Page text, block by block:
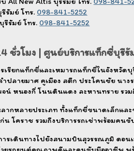
รัมย์ โทร. 098-841-5252
รัมย์ โทร. 098-841-5252
ชั่วโมง | ศูนย์บริการแท็กซี่บุรีรั
เรียกแท็กซี่และเหมารถแท็กซี่ในจังหวั
ำปลายมาศ คูเมือง สตึก ประโคนชัย นา
น์ หนองกี่ โนนดินแดง ละหานทราย รว
ากหลายประเภท ทั้งแท็กซี่ขนาดเล็กแ
โคราช รวมถึงบริการรถเช่าพร้อมคนขั
รเดินทางไปยังสนามบินสุวรรณภูมิ ดอน
ยรถยนต์คุณภาพดีและคนขับมืออาชีพ พ